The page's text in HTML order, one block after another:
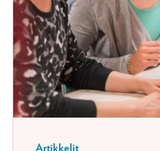
Artikkelit